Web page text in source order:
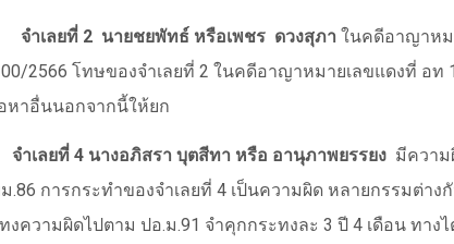
จำเลยที่ 2 นายชยพัทธ์ หรือเพชร ดวงสุภา ในคดีอาญาหม
2566 โทษของจำเลยที่ 2 ในคดีอาญาหมายเลขแดงที่ อท
หาอื่นนอกจากนี้ให้ยก
จำเลยที่ 4 นางอภิสรา บุตสีทา หรือ อานุภาพยรรยง มีความ
.86 การกระทำของจำเลยที่ 4 เป็นความผิด หลายกรรมต่า
งความผิดไปตาม ปอ.ม.91 จำคุกกระทงละ 3 ปี 4 เดือน ทาง